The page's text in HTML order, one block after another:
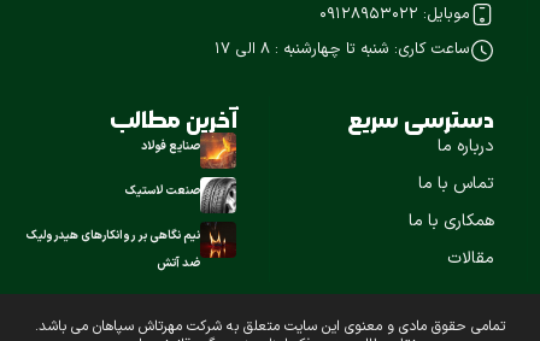
موبایل: 09128953022
ساعت کاری: شنبه تا چهارشنبه : ۸ الی 17
دسترسی سریع
درباره ما
تماس با ما
همکاری با ما
مقالات
آخرین مطالب
صنایع فولاد
صنعت لاستیک
نیم نگاهی بر روانکارهای هیدرولیک
ضد آتش
تمامی حقوق مادی و معنوی این سايت متعلق به شركت مهرتاش سپاهان می باشد.